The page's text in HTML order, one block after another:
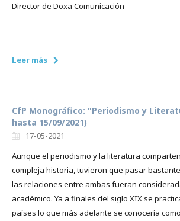
Director de Doxa Comunicación
Leer más
CfP Monográfico: "Periodismo y
hasta 15/09/2021)
17-05-2021
Aunque el periodismo y la literatura
compleja historia, tuvieron que pasar
las relaciones entre ambas fueran
académico. Ya a finales del siglo XIX se
países lo que más adelante se conocería